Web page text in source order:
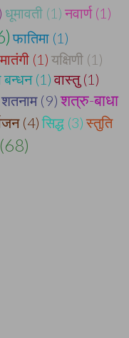
धूमावती (1) नवार्ण (1)
फातिमा (1)
मातंगी (1) यक्षिणी (1)
बन्धन (1) वास्तु (1)
शतनाम (9) शत्रु-बाधा
(4) सिद्ध (3) स्तुति